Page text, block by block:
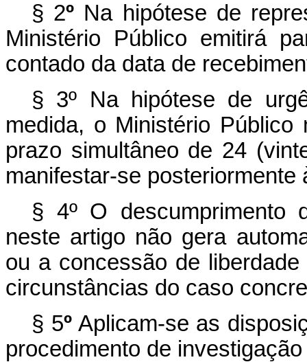
§ 2º Na hipótese de
Ministério Público emitirá
contado da data de
§ 3º Na hipótese de
medida, o Ministério
prazo simultâneo de 24
manifestar-se posteriormente
§ 4º O descumprimento
neste artigo não gera
ou a concessão de
circunstâncias do caso
§ 5ºAplicam-se as
procedimento de